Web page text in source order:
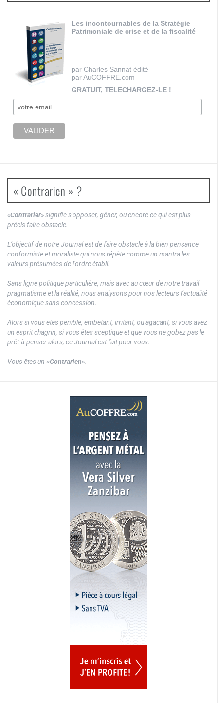
Les incontournables de la Stratégie
Patrimoniale de crise et de la fiscalité
par Charles Sannat édité
par AuCOFFRE.com
GRATUIT, TELECHARGEZ-LE !
« Contrarien » ?
«Contrarier» signifie s’opposer, gêner, ou encore ce qui est plus
précis faire obstacle.
L’objectif de notre Journal est de faire obstacle à la bien pensance
conformiste et moraliste qui nous répète comme un mantra les
valeurs présumées de l’ordre établi.
Sans ligne politique particulière, mais avec au cœur de notre travail
pragmatisme et la réalité, nous analysons pour nos lecteurs l’actualité
économique sans concession.
Alors si vous êtes pénible, embêtant, irritant, ou agaçant, si vous avez
un esprit chagrin, si vous êtes sceptique et que vous ne gobez pas le
prêt-à-penser alors, ce Journal est fait pour vous.
Vous êtes un «Contrarien».